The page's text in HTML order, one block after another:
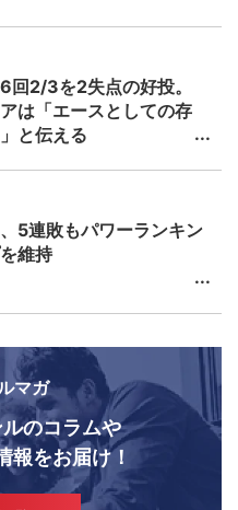
回2/3を2失点の好投。
は「エースとしての存
と伝える
5連敗もパワーランキン
維持
マガ
のコラムや
報をお届け！